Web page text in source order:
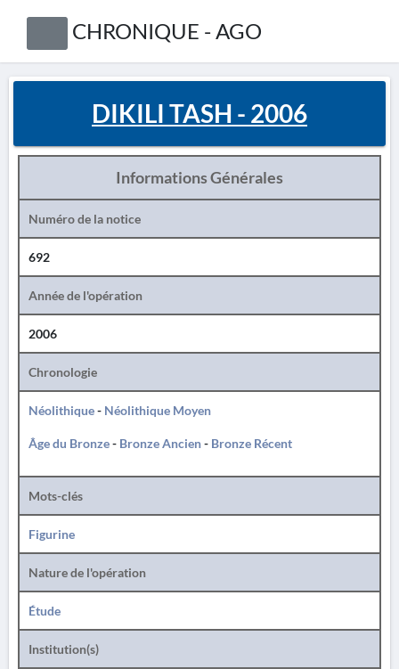
CHRONIQUE - AGO
DIKILI TASH - 2006
Informations Générales
Numéro de la notice
692
Année de l'opération
2006
Chronologie
Néolithique- Néolithique Moyen
Âge du Bronze- Bronze Ancien- Bronze Récent
Mots-clés
Figurine
Nature de l'opération
Étude
Institution(s)